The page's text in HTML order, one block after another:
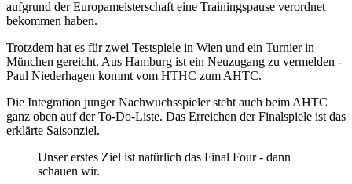
aufgrund der Europameisterschaft eine Trainingspause verordnet
bekommen haben.
Trotzdem hat es für zwei Testspiele in Wien und ein Turnier in
München gereicht. Aus Hamburg ist ein Neuzugang zu vermelden -
Paul Niederhagen kommt vom HTHC zum AHTC.
Die Integration junger Nachwuchsspieler steht auch beim AHTC
ganz oben auf der To-Do-Liste. Das Erreichen der Finalspiele ist das
erklärte Saisonziel.
Unser erstes Ziel ist natürlich das Final Four - dann
schauen wir.